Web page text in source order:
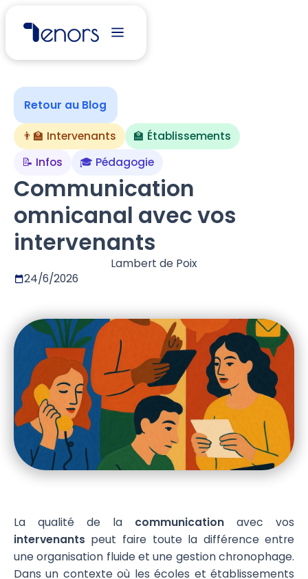
Retour au Blog
👨‍🏫 Intervenants
🏫 Établissements
📝 Infos
🎓 Pédagogie
Communication
omnicanal avec vos
intervenants
Lambert de Poix
24/6/2026
La qualité de la communication avec vos
intervenants peut faire toute la différence entre
une organisation fluide et une gestion chronophage.
Dans un contexte où les écoles et établissements